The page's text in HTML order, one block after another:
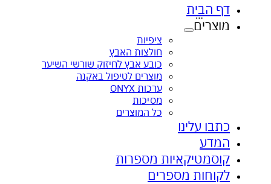
ציפית הקסם לעור זוהר ובריא
ציפית האבץ - לאקנה ובעיות עור
דף הבית
מוצרים
ציפיות
חולצות האבץ
כובע אבץ לחיזוק שורשי השיער
מוצרים לטיפול באקנה
ערכות ONYX
מסיכות
כל המוצרים
כתבו עלינו
המדע
קוסמטיקאיות מספרות
לקוחות מספרים